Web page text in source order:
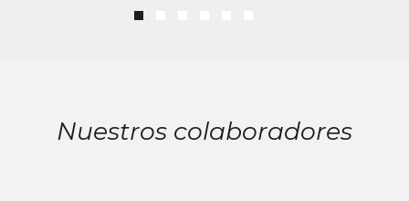
Nuestros colaboradores